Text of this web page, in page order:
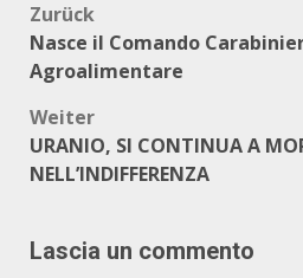
Zurück
Nasce il Comando
Agroalimentare
Weiter
URANIO, SI CONTINUA A
NELL’INDIFFERENZA
Lascia un commento